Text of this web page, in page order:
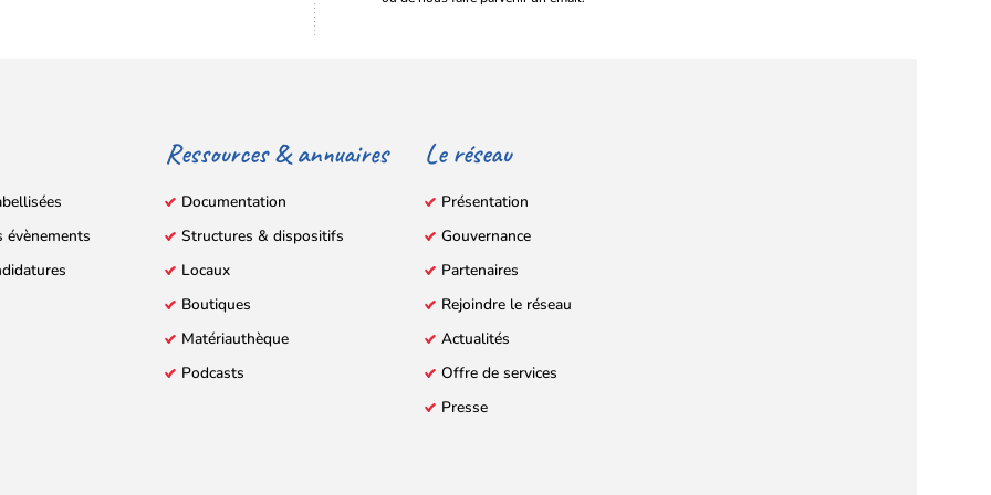
évènements
Ressources & annuaires
Documentation
Structures & dispositifs
Locaux
Boutiques
Matériauthèque
Podcasts
Le réseau
Présentation
Gouvernance
Partenaires
Rejoindre le réseau
Actualités
Offre de services
Presse